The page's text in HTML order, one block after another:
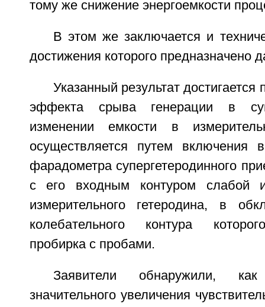
тому же снижение энергоемкости
В этом же заключается и
достижения которого предназначено
Указанный результат достигается
эффекта срыва генерации в
изменении емкости в
осуществляется путем включения
фарадометра супергетеродинного
с его входным контуром слабой
измерительного гетеродина, в
колебательного контура
пробирка с пробами.
Заявители обнаружили,
значительного увеличения